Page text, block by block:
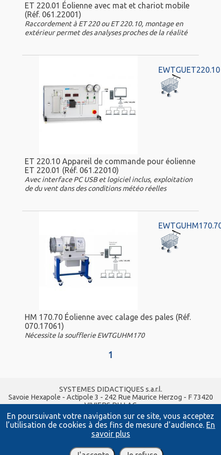
En poursuivant votre navigation sur ce site, vous acceptez
l’utilisation de cookies à des fins de mesure d'audience. En
savoir plus
ET 220.01 Éolienne avec mat et chariot mobile
(Réf. 061.22001)
Raccordement à ET 220 ou ET 220.10, montage en
extérieur permet des analyses proches de la réalité
EWTGUET220.10
ET 220.10 Appareil de commande pour éolienne
ET 220.01 (Réf. 061.22010)
Avec interface PC USB et logiciel inclus, exploitation
de du vent dans des conditions météo réelles
HM 170.70 Éolienne avec calage des pales (Réf.
070.17061)
Nécessite la soufflerie EWTGUHM170
1
SYSTEMES DIDACTIQUES s.a.r.l.
Savoie Hexapole - Actipole 3 - 242 Rue Maurice Herzog - F 73420
VIVIERS DU LAC
Tel : 04 56 42 80 70| Fax :04 56 42 80 71
xavier.granjon@systemes-didactiques.fr
www.systemes-didactiques.fr
Conditions Générales de Vente-